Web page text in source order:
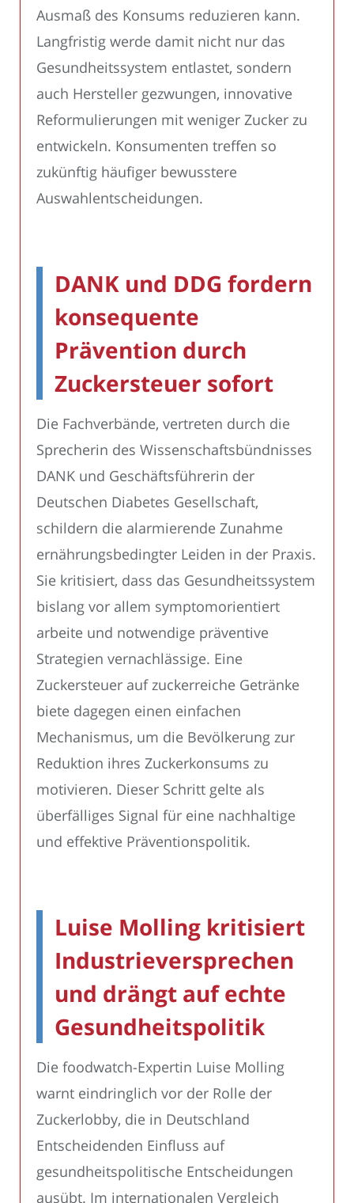
Ausmaß des Konsums reduzieren kann.
Langfristig werde damit nicht nur das
Gesundheitssystem entlastet, sondern
auch Hersteller gezwungen, innovative
Reformulierungen mit weniger Zucker zu
entwickeln. Konsumenten treffen so
zukünftig häufiger bewusstere
Auswahlentscheidungen.
DANK und DDG fordern
konsequente
Prävention durch
Zuckersteuer sofort
Die Fachverbände, vertreten durch die
Sprecherin des Wissenschaftsbündnisses
DANK und Geschäftsführerin der
Deutschen Diabetes Gesellschaft,
schildern die alarmierende Zunahme
ernährungsbedingter Leiden in der Praxis.
Sie kritisiert, dass das Gesundheitssystem
bislang vor allem symptomorientiert
arbeite und notwendige präventive
Strategien vernachlässige. Eine
Zuckersteuer auf zuckerreiche Getränke
biete dagegen einen einfachen
Mechanismus, um die Bevölkerung zur
Reduktion ihres Zuckerkonsums zu
motivieren. Dieser Schritt gelte als
überfälliges Signal für eine nachhaltige
und effektive Präventionspolitik.
Luise Molling kritisiert
Industrieversprechen
und drängt auf echte
Gesundheitspolitik
Die foodwatch-Expertin Luise Molling
warnt eindringlich vor der Rolle der
Zuckerlobby, die in Deutschland
Entscheidenden Einfluss auf
gesundheitspolitische Entscheidungen
ausübt. Im internationalen Vergleich